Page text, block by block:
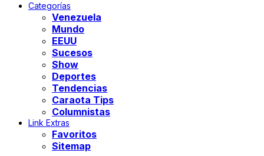
Categorías
Venezuela
Mundo
EEUU
Sucesos
Show
Deportes
Tendencias
Caraota Tips
Columnistas
Link Extras
Favoritos
Sitemap